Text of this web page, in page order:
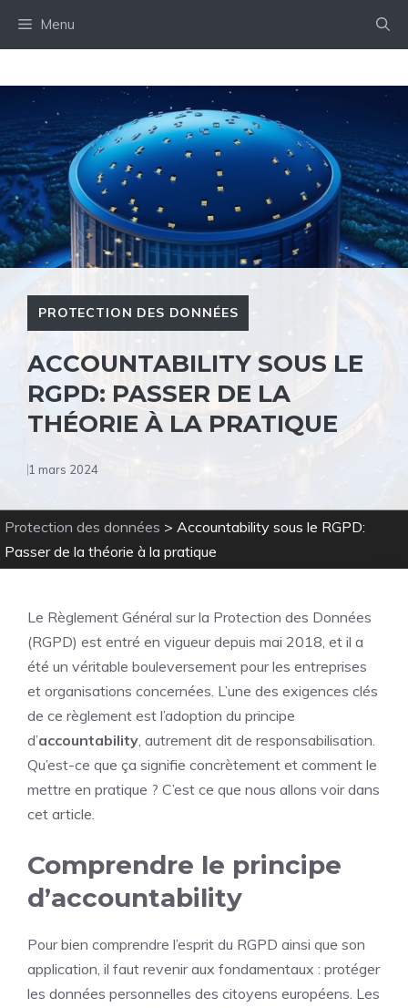
Menu
PROTECTION DES DONNÉES
ACCOUNTABILITY SOUS LE
RGPD: PASSER DE LA
THÉORIE À LA PRATIQUE
1 mars 2024
Protection des données > Accountability sous le RGPD:
Passer de la théorie à la pratique
Le Règlement Général sur la Protection des Données
(RGPD) est entré en vigueur depuis mai 2018, et il a
été un véritable bouleversement pour les entreprises
et organisations concernées. L’une des exigences clés
de ce règlement est l’adoption du principe
d’accountability, autrement dit de responsabilisation.
Qu’est-ce que ça signifie concrètement et comment le
mettre en pratique ? C’est ce que nous allons voir dans
cet article.
Comprendre le principe
d’accountability
Pour bien comprendre l’esprit du RGPD ainsi que son
application, il faut revenir aux fondamentaux : protéger
les données personnelles des citoyens européens. Les